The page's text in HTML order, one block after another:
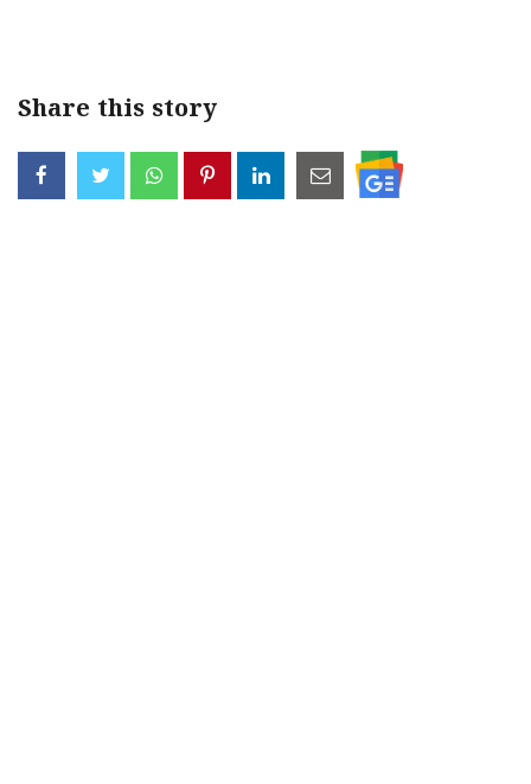
Share this story